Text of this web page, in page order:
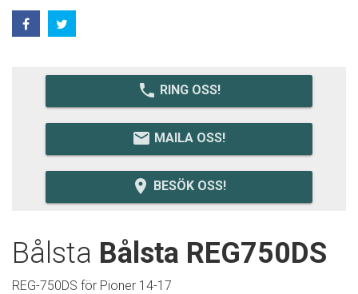
local_phone RING OSS!
email MAILA OSS!
room BESÖK OSS!
Bålsta Bålsta REG750DS
REG-750DS för Pioner 14-17